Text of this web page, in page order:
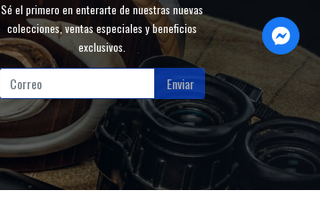
Sé el primero en enterarte de nuestras nuevas
colecciones, ventas especiales y beneficios
exclusivos.
Enviar